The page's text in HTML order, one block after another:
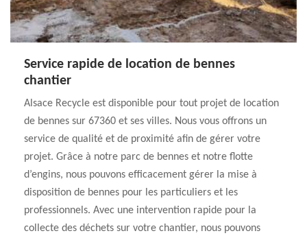
Service rapide de location de bennes
chantier
Alsace Recycle est disponible pour tout projet de location
de bennes sur 67360 et ses villes. Nous vous offrons un
service de qualité et de proximité afin de gérer votre
projet. Grâce à notre parc de bennes et notre flotte
d’engins, nous pouvons efficacement gérer la mise à
disposition de bennes pour les particuliers et les
professionnels. Avec une intervention rapide pour la
collecte des déchets sur votre chantier, nous pouvons